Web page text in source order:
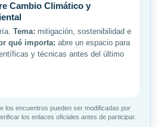
Cambio Climático y
Tema: mitigación, sostenibilidad e
qué importa: abre un espacio para
y técnicas antes del último
los encuentros pueden ser modificadas por
los enlaces oficiales antes de participar.